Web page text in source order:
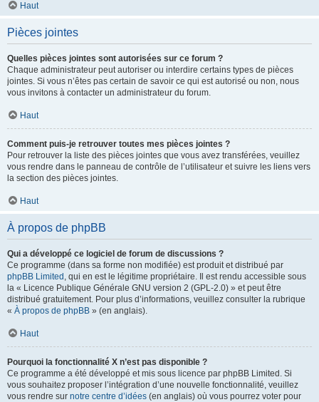
Haut
Pièces jointes
Quelles pièces jointes sont autorisées sur ce forum ?
Chaque administrateur peut autoriser ou interdire certains types de pièces
jointes. Si vous n’êtes pas certain de savoir ce qui est autorisé ou non, nous
vous invitons à contacter un administrateur du forum.
Haut
Comment puis-je retrouver toutes mes pièces jointes ?
Pour retrouver la liste des pièces jointes que vous avez transférées, veuillez
vous rendre dans le panneau de contrôle de l’utilisateur et suivre les liens vers
la section des pièces jointes.
Haut
À propos de phpBB
Qui a développé ce logiciel de forum de discussions ?
Ce programme (dans sa forme non modifiée) est produit et distribué par
phpBB Limited , qui en est le légitime propriétaire. Il est rendu accessible sous
la « Licence Publique Générale GNU version 2 (GPL-2.0) » et peut être
distribué gratuitement. Pour plus d’informations, veuillez consulter la rubrique
« À propos de phpBB » (en anglais).
Haut
Pourquoi la fonctionnalité X n’est pas disponible ?
Ce programme a été développé et mis sous licence par phpBB Limited. Si
vous souhaitez proposer l’intégration d’une nouvelle fonctionnalité, veuillez
vous rendre sur notre centre d’idées (en anglais) où vous pourrez voter pour